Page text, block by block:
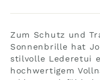
Zum Schutz und
Sonnenbrille hat
stilvolle Lederetui
hochwertigem